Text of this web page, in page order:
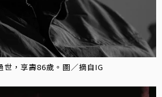
，享壽86歲。圖／摘自IG